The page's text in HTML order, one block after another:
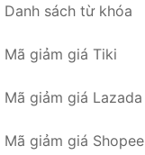
Danh sách từ khóa
Mã giảm giá Tiki
Mã giảm giá Lazada
Mã giảm giá Shopee